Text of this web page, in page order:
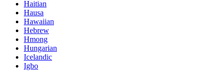
Haitian
Hausa
Hawaiian
Hebrew
Hmong
Hungarian
Icelandic
Igbo